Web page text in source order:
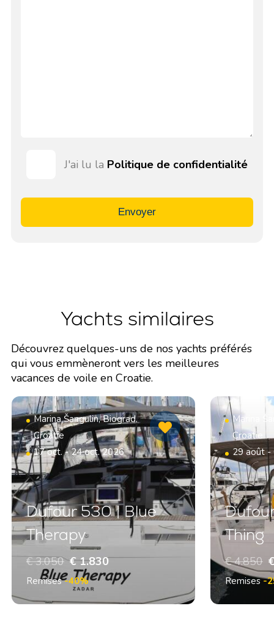
J'ai lu la Politique de confidentialité
Envoyer
Yachts similaires
Découvrez quelques-uns de nos yachts préférés
qui vous emmèneront vers les meilleures
vacances de voile en Croatie.
Marina Šangulin, Biograd,
Croatie
17 oct. - 24 oct. 2026
Dufour 530 | Blue
Therapy
€ 3.050 € 1.830
Remises-40%
Marina
Croatie
29 août -
Thing
€ 4.850
Remises-